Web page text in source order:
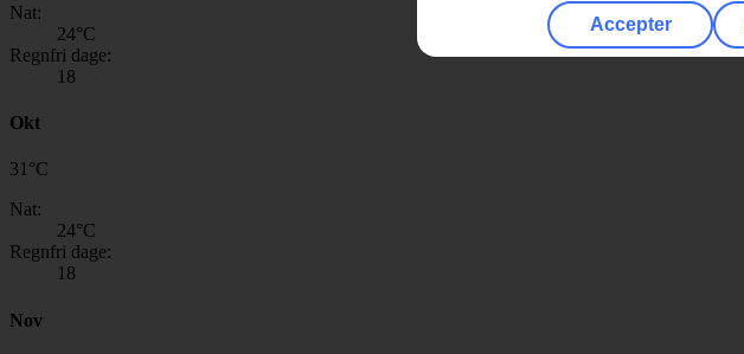
Nat:
24°C
Regnfri dage:
18
Okt
31 °C
Nat:
24°C
Regnfri dage:
18
Nov
Accepter